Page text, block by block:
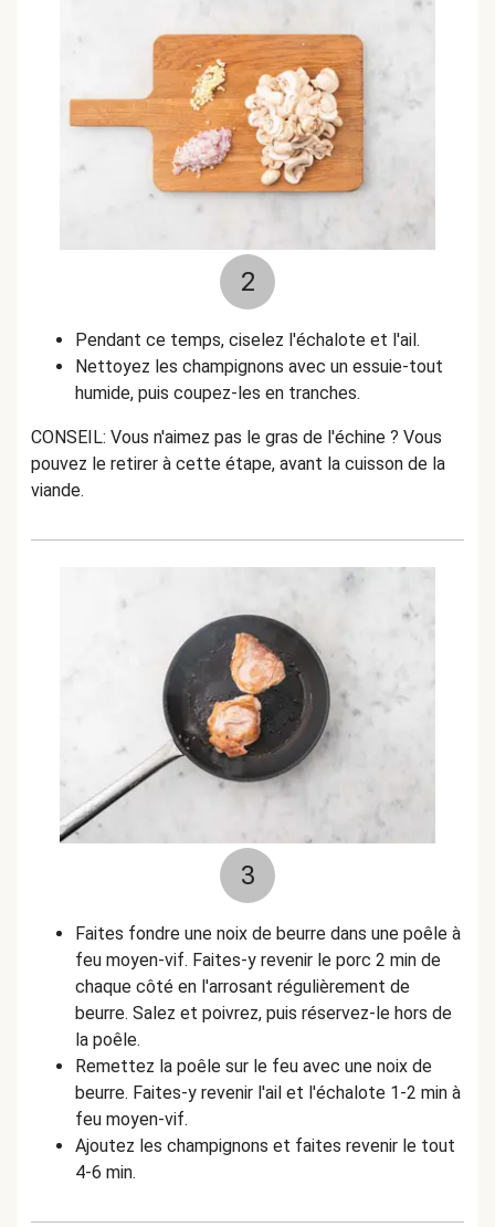
2
Pendant ce temps, ciselez l'échalote et l'ail.
Nettoyez les champignons avec un essuie-tout
humide, puis coupez-les en tranches.
CONSEIL: Vous n'aimez pas le gras de l'échine ? Vous
pouvez le retirer à cette étape, avant la cuisson de la
viande.
3
Faites fondre une noix de beurre dans une poêle à
feu moyen-vif. Faites-y revenir le porc 2 min de
chaque côté en l'arrosant régulièrement de
beurre. Salez et poivrez, puis réservez-le hors de
la poêle.
Remettez la poêle sur le feu avec une noix de
beurre. Faites-y revenir l'ail et l'échalote 1-2 min à
feu moyen-vif.
Ajoutez les champignons et faites revenir le tout
4-6 min.